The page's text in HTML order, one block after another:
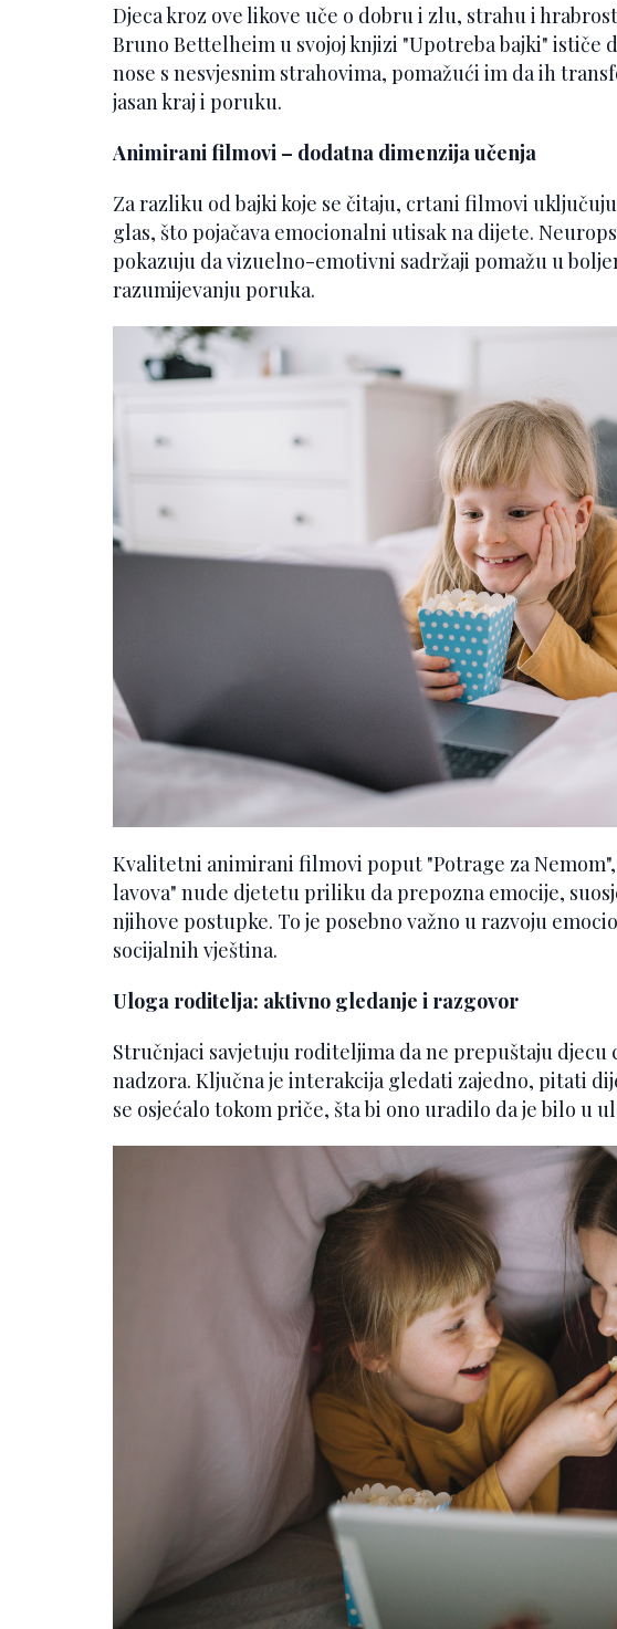
Djeca kroz ove likove uče o dobru i zlu, strahu i
Bruno Bettelheim u svojoj knjizi "Upotreba bajki" ističe
nose s nesvjesnim strahovima, pomažući im da ih
jasan kraj i poruku.
Animirani filmovi – dodatna dimenzija učenja
Za razliku od bajki koje se čitaju, crtani filmovi
glas, što pojačava emocionalni utisak na dijete.
pokazuju da vizuelno-emotivni sadržaji pomažu u
razumijevanju poruka.
Kvalitetni animirani filmovi poput "Potrage za
lavova" nude djetetu priliku da prepozna emocije,
njihove postupke. To je posebno važno u razvoju
socijalnih vještina.
Uloga roditelja: aktivno gledanje i razgovor
Stručnjaci savjetuju roditeljima da ne prepuštaju
nadzora. Ključna je interakcija gledati zajedno, pitati
se osjećalo tokom priče, šta bi ono uradilo da je bilo u